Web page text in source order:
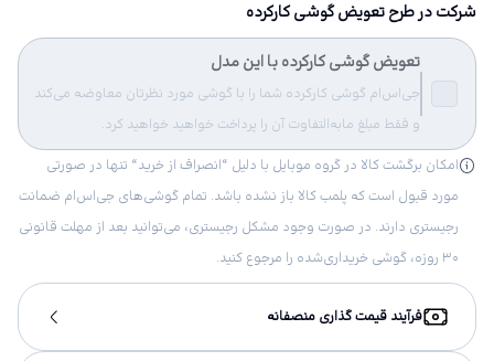
شرکت در طرح تعویض گوشی کارکرده
تعویض گوشی کارکرده با این مدل
جی‌اس‌ام گوشی کارکرده شما را با گوشی مورد نظرتان معاوضه می‌کند
و فقط مبلغ مابه‌التفاوت آن را پرداخت خواهید خواهید کرد.
امکان برگشت کالا در گروه موبایل با دلیل “انصراف از خرید“ تنها در صورتی
مورد قبول است که پلمب کالا باز نشده باشد. تمام گوشی‌های جی‌اس‌ام ضمانت
رجیستری دارند. در صورت وجود مشکل رجیستری، می‌توانید بعد از مهلت قانونی
۳۰ روزه، گوشی خریداری‌شده را مرجوع کنید.
فرآیند قیمت گذاری منصفانه